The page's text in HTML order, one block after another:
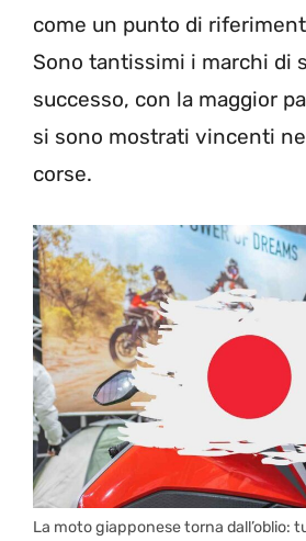
come un punto di
Sono tantissimi i marchi di
successo, con la maggior
si sono mostrati vincenti
corse.
La moto giapponese torna dall’oblio: